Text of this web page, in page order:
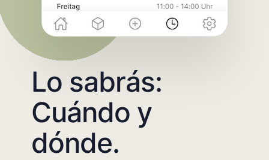
Lo sabrás:
Cuándo y
dónde.